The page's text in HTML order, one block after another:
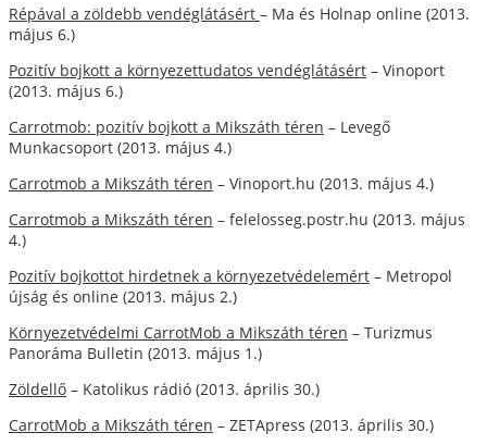
Répával a zöldebb vendéglátásért – Ma és Holnap online (2013.
május 6.)
Pozitív bojkott a környezettudatos vendéglátásért – Vinoport
(2013. május 6.)
Carrotmob: pozitív bojkott a Mikszáth téren – Levegő
Munkacsoport (2013. május 4.)
Carrotmob a Mikszáth téren – Vinoport.hu (2013. május 4.)
Carrotmob a Mikszáth téren – felelosseg.postr.hu (2013. május
4.)
Pozitív bojkottot hirdetnek a környezetvédelemért – Metropol
újság és online (2013. május 2.)
Környezetvédelmi CarrotMob a Mikszáth téren – Turizmus
Panoráma Bulletin (2013. május 1.)
Zöldellő – Katolikus rádió (2013. április 30.)
CarrotMob a Mikszáth téren – ZETApress (2013. április 30.)